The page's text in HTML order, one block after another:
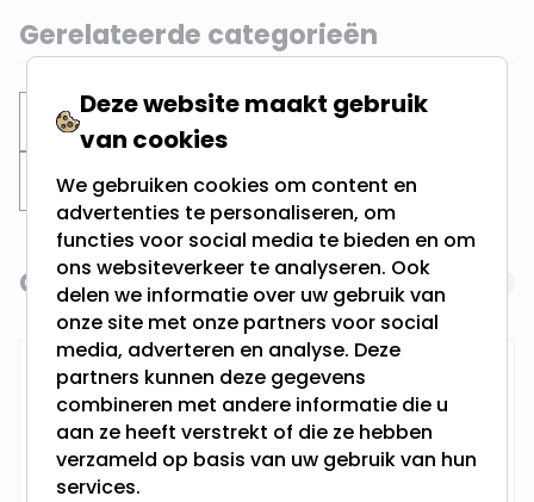
Gerelateerde categorieën
Inbouwspots Verdiepte spots
Zwarte inbouwspots
Navigating through the elements of the carousel is
Press to skip carousel
Gerelateerde producten
RTM Lighting LED Dimmer
Deze website maakt gebruik
van cookies
We gebruiken cookies om content en
advertenties te personaliseren, om
functies voor social media te bieden en om
ons websiteverkeer te analyseren. Ook
delen we informatie over uw gebruik van
onze site met onze partners voor social
media, adverteren en analyse. Deze
partners kunnen deze gegevens
combineren met andere informatie die u
aan ze heeft verstrekt of die ze hebben
verzameld op basis van uw gebruik van hun
services.